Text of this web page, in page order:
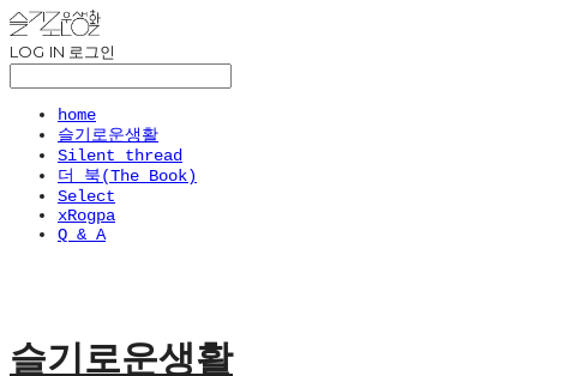
LOG IN 로그인
home
슬기로운생활
Silent thread
더 북(The Book)
Select
xRogpa
Q & A
슬기로운생활